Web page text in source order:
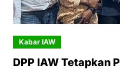
Kabar IAW
DPP IAW Tetapkan